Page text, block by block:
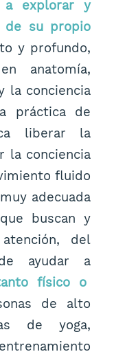
a explorar y
de su propio
y profundo,
anatomía,
la conciencia
práctica de
liberar la
la conciencia
fluido
adecuada
buscan y
del
ayudar a
físico o
de alto
de yoga,